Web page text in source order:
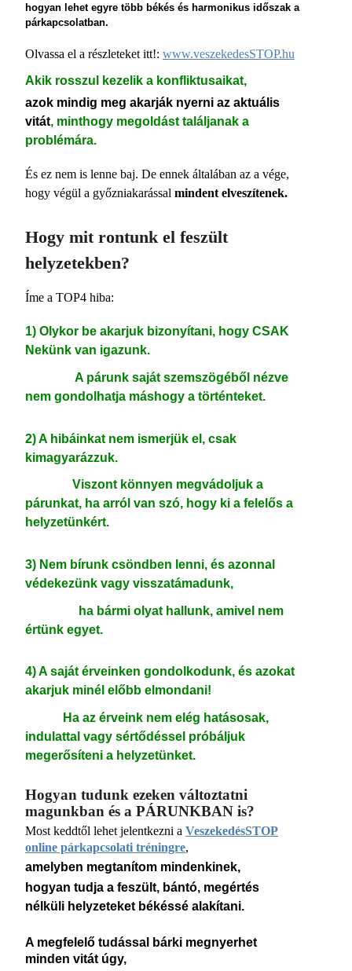
hogyan lehet egyre több békés és harmonikus időszak a
párkapcsolatban.
Olvassa el a részleteket itt!: www.veszekedesSTOP.hu
Akik rosszul kezelik a konfliktusaikat,
azok mindig meg akarják nyerni az aktuális
vitát, minthogy megoldást találjanak a
problémára.
És ez nem is lenne baj. De ennek általában az a vége,
hogy végül a győzniakarással mindent elveszítenek.
Hogy mit rontunk el feszült
helyzetekben?
Íme a TOP4 hiba:
1) Olykor be akarjuk bizonyítani, hogy CSAK
Nekünk van igazunk.
A párunk saját szemszögéből nézve
nem gondolhatja máshogy a történteket.
2) A hibáinkat nem ismerjük el, csak
kimagyarázzuk.
Viszont könnyen megvádoljuk a
párunkat, ha arról van szó, hogy ki a felelős a
helyzetünkért.
3) Nem bírunk csöndben lenni, és azonnal
védekezünk vagy visszatámadunk,
ha bármi olyat hallunk, amivel nem
értünk egyet.
4) A saját érveinken gondolkodunk, és azokat
akarjuk minél előbb elmondani!
Ha az érveink nem elég hatásosak,
indulattal vagy sértődéssel próbáljuk
megerősíteni a helyzetünket.
Hogyan tudunk ezeken változtatni
magunkban és a PÁRUNKBAN is?
Most keddtől lehet jelentkezni a VeszekedésSTOP
online párkapcsolati tréningre,
amelyben megtanítom mindenkinek,
hogyan tudja a feszült, bántó, megértés
nélküli helyzeteket békéssé alakítani.
A megfelelő tudással bárki megnyerhet
minden vitát úgy,